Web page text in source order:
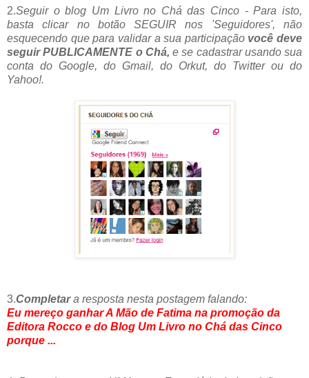
2.Seguir o blog Um Livro no Chá das Cinco - Para isto,
basta clicar no botão SEGUIR nos 'Seguidores', não
esquecendo que para validar a sua participação você deve
seguir PUBLICAMENTE o Chá, e se cadastrar usando sua
conta do Google, do Gmail, do Orkut, do Twitter ou do
Yahoo!.
3.Completara resposta nesta postagem falando:
Eu mereço ganhar A Mão de Fatima na promoção da
Editora Rocco e do Blog Um Livro no Chá das Cinco
porque ...